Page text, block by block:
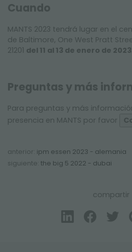
Cuando
MANTS 2023 tendrá lugar en el
de Baltimore, One West Pratt
21201 del 11 al 13 de enero de 2023
Preguntas y más
Para preguntas y más
presencia en MANTS por favor
anterior: ipm essen 2023 - alemania
siguiente: the big 5 2022 - dubai
compartir